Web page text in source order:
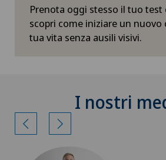
Prenota oggi stesso il tuo
scopri come iniziare un nuovo
tua vita senza ausili visivi.
I nostri